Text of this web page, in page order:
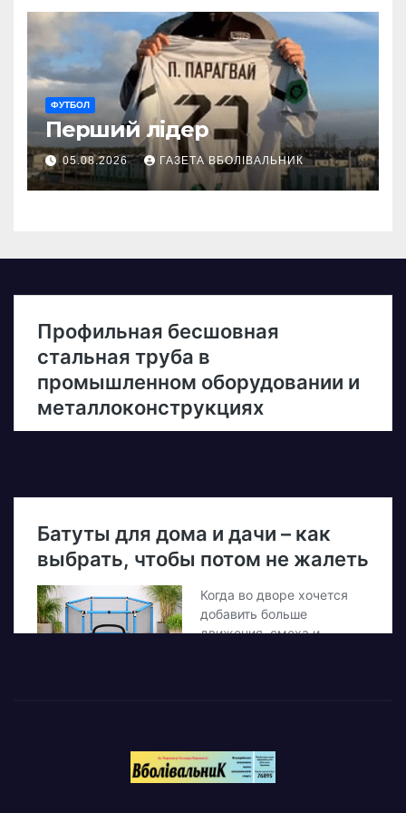
ФУТБОЛ
Перший лідер
05.08.2026 ГАЗЕТА ВБОЛІВАЛЬНИК